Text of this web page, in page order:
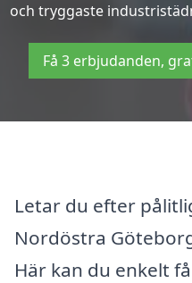
och tryggaste
Få 3 erbjudanden,
Letar du efter
Nordöstra
Här kan du enkelt